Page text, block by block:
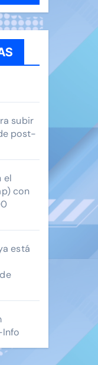
subir
post-
el
con
está
Info